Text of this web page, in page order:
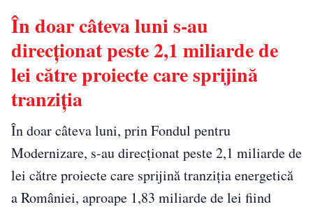
În doar câteva luni s-au
direcționat peste 2,1 miliarde de
lei către proiecte care sprijină
tranziția
În doar câteva luni, prin Fondul pentru
Modernizare, s-au direcționat peste 2,1 miliarde de
lei către proiecte care sprijină tranziția energetică
a României, aproape 1,83 miliarde de lei fiind